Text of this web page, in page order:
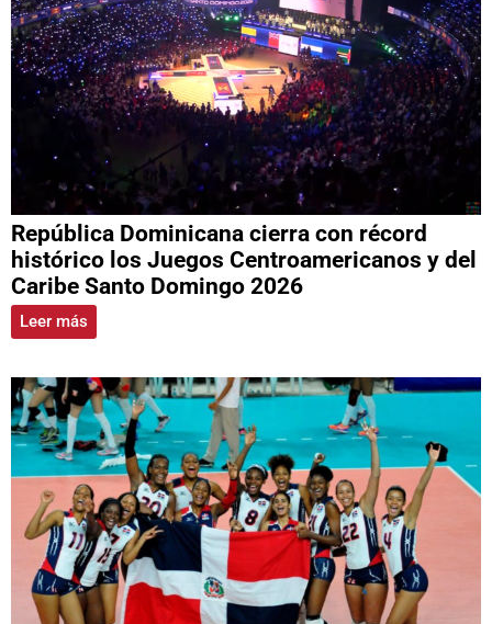
República Dominicana cierra con récord
histórico los Juegos Centroamericanos y del
Caribe Santo Domingo 2026
Leer más